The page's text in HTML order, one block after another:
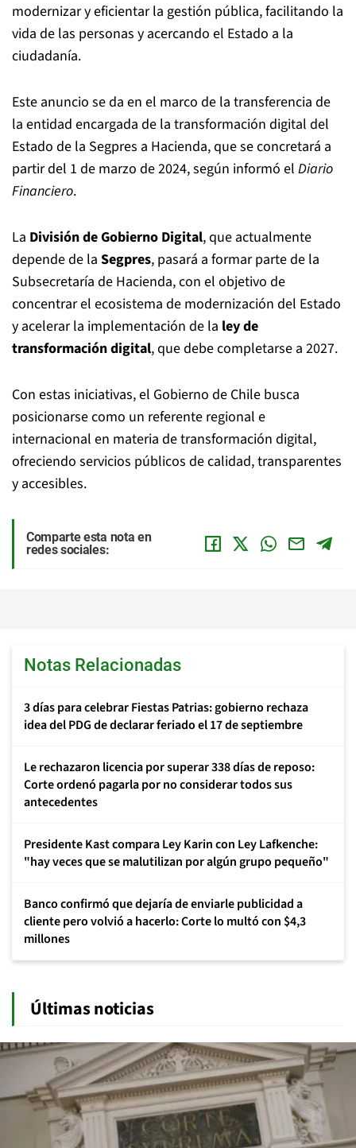
modernizar y eficientar la gestión pública, facilitando la
vida de las personas y acercando el Estado a la
ciudadanía.
Este anuncio se da en el marco de la transferencia de
la entidad encargada de la transformación digital del
Estado de la Segpres a Hacienda, que se concretará a
partir del 1 de marzo de 2024, según informó el Diario
Financiero.
La División de Gobierno Digital, que actualmente
depende de la Segpres, pasará a formar parte de la
Subsecretaría de Hacienda, con el objetivo de
concentrar el ecosistema de modernización del Estado
y acelerar la implementación de la ley de
transformación digital, que debe completarse a 2027.
Con estas iniciativas, el Gobierno de Chile busca
posicionarse como un referente regional e
internacional en materia de transformación digital,
ofreciendo servicios públicos de calidad, transparentes
y accesibles.
Comparte esta nota en
redes sociales:
Notas Relacionadas
3 días para celebrar Fiestas Patrias: gobierno rechaza
idea del PDG de declarar feriado el 17 de septiembre
Le rechazaron licencia por superar 338 días de reposo:
Corte ordenó pagarla por no considerar todos sus
antecedentes
Presidente Kast compara Ley Karin con Ley Lafkenche:
"hay veces que se malutilizan por algún grupo pequeño"
Banco confirmó que dejaría de enviarle publicidad a
cliente pero volvió a hacerlo: Corte lo multó con $4,3
millones
Últimas noticias